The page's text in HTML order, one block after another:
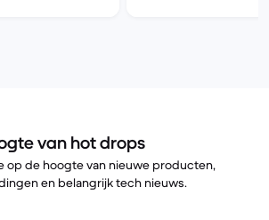
van hot drops
op de hoogte van nieuwe producten,
en belangrijk tech nieuws.